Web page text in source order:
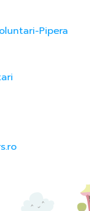
Pipera